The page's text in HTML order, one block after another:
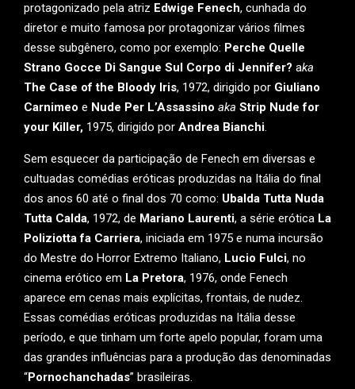
protagonizado pela atriz Edwige Fenech, cunhada do
diretor e muito famosa por protagonizar vários filmes
desse subgênero, como por exemplo: Perche Quelle
Strano Gocce Di Sangue Sul Corpo di Jennifer? aka
The Case of the Bloody Iris, 1972, dirigido por Giuliano
Carnimeo e Nude Per L’Assassino aka Strip Nude for
your Killer, 1975, dirigido por Andrea Bianchi.
Sem esquecer da participação de Fenech em diversas e
cultuadas comédias eróticas produzidas na Itália do final
dos anos 60 até o final dos 70 como: Ubalda Tutta Nuda
Tutta Calda, 1972, de Mariano Laurenti, a série erótica La
Poliziotta fa Carriera, iniciada em 1975 e numa incursão
do Mestre do Horror Extremo Italiano, Lucio Fulci, no
cinema erótico em La Pretora, 1976, onde Fenech
aparece em cenas mais explícitas, frontais, de nudez.
Essas comédias eróticas produzidas na Itália desse
período, e que tinham um forte apelo popular, foram uma
das grandes influências para a produção das denominadas
“Pornochanchadas” brasileiras.